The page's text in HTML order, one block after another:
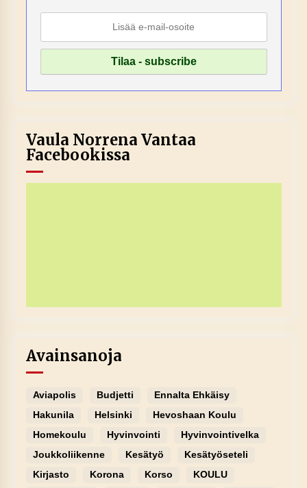
Vaula Norrena Vantaa
Facebookissa
Avainsanoja
Aviapolis Budjetti
Ennalta Ehkäisy
Hakunila
Helsinki
Hevoshaan Koulu
Homekoulu
Hyvinvointi
Hyvinvointivelka
Joukkoliikenne
Kesätyö
Kesätyöseteli
Kirjasto
Korona Korso
KOULU